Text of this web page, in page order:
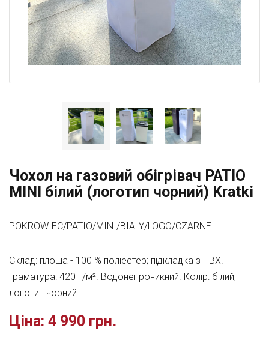
Чохол на газовий обігрівач PATIO
MINI білий (логотип чорний) Kratki
POKROWIEC/PATIO/MINI/BIALY/LOGO/CZARNE
Склад: площа - 100 % поліестер; підкладка з ПВХ.
Граматура: 420 г/м². Водонепроникний. Колір: білий,
логотип чорний.
Ціна: 4 990 грн.